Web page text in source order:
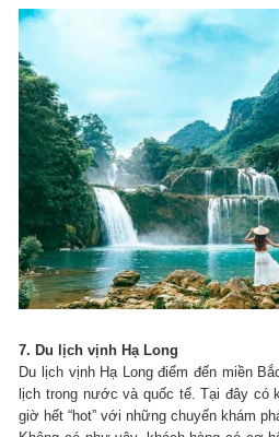
7. Du lịch vịnh Hạ Long
Du lịch vịnh Hạ Long điểm đến miền
lịch trong nước và quốc tế.Tại đây có
giờ hết “hot” với những chuyến khám